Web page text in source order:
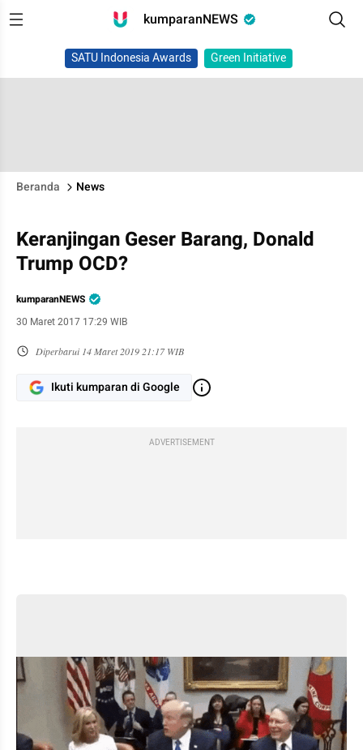
kumparanNEWS
SATU Indonesia Awards Green Initiative
Beranda News
Keranjingan Geser Barang, Donald
Trump OCD?
kumparanNEWS
30 Maret 2017 17:29 WIB
Diperbarui 14 Maret 2019 21:17 WIB
Ikuti kumparan di Google
ADVERTISEMENT